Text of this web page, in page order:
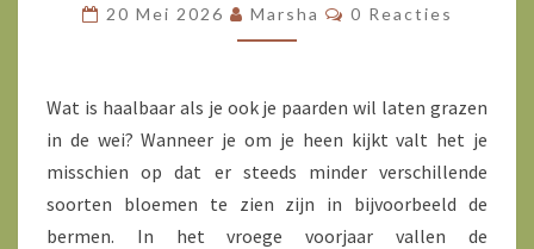
PAARDENWEI
20 Mei 2026 Marsha Reacties
0 Reacties
Wat is haalbaar als je ook je paarden wil laten grazen
in de wei? Wanneer je om je heen kijkt valt het je
misschien op dat er steeds minder verschillende
soorten bloemen te zien zijn in bijvoorbeeld de
bermen. In het vroege voorjaar vallen de